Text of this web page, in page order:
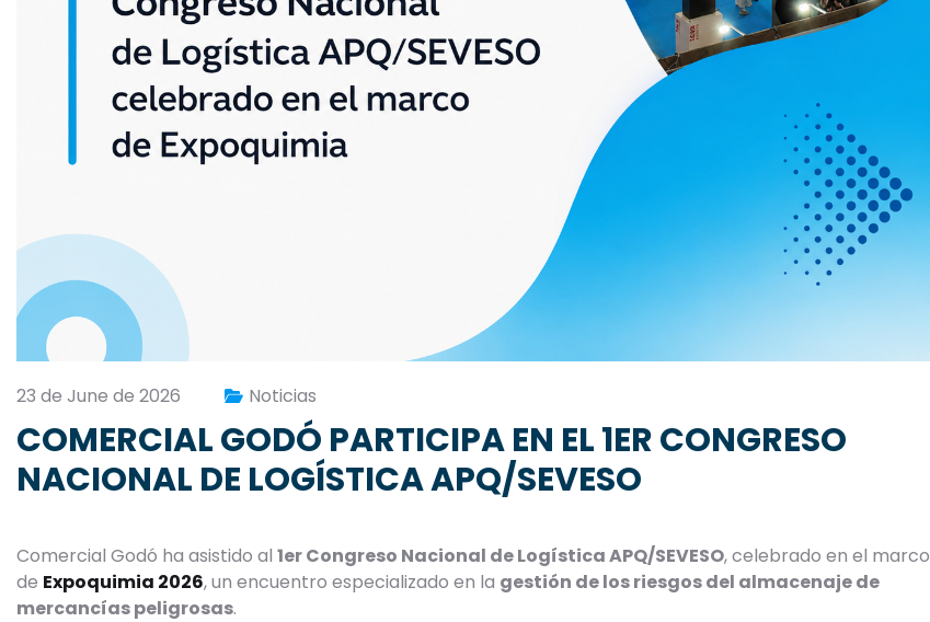
23 de June de 2026 Noticias
COMERCIAL GODÓ PARTICIPA EN EL 1ER CONGRESO
NACIONAL DE LOGÍSTICA APQ/SEVESO
Comercial Godó ha asistido al 1er Congreso Nacional de Logística APQ/SEVESO, celebrado en el marco
de Expoquimia 2026, un encuentro especializado en la gestión de los riesgos del almacenaje de
mercancías peligrosas.